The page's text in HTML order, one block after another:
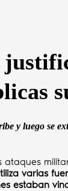
y luego se
ataques
varias
estaban